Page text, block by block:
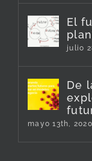
El
julio
De
mayo 13th, 2020